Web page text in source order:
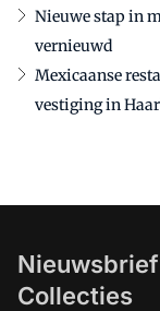
Nieuwe stap in
vernieuwd
Mexicaanse
vestiging in
Nieuwsbrief
Collecties